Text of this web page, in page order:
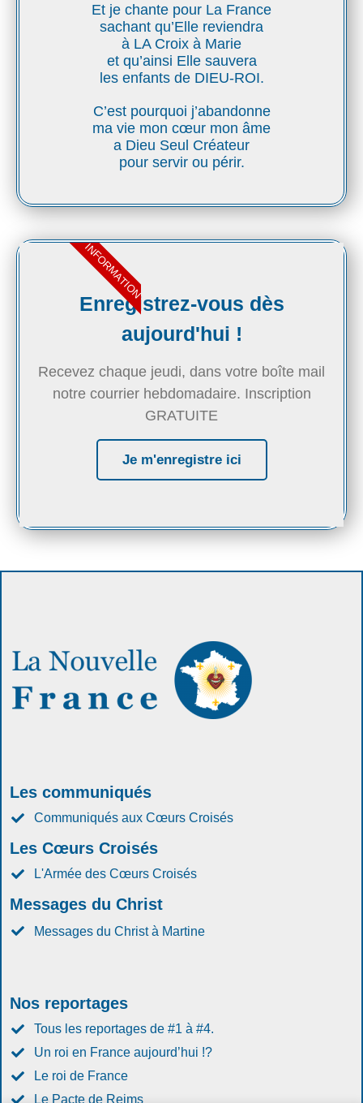
Et je chante pour La France
sachant qu’Elle reviendra
à LA Croix à Marie
et qu’ainsi Elle sauvera
les enfants de DIEU-ROI.
C’est pourquoi j’abandonne
ma vie mon cœur mon âme
a Dieu Seul Créateur
pour servir ou périr.
Enregistrez-vous dès
aujourd'hui !
Recevez chaque jeudi, dans votre boîte mail
notre courrier hebdomadaire. Inscription
GRATUITE
Je m'enregistre ici
INFORMATION
Les communiqués
Communiqués aux Cœurs Croisés
Les Cœurs Croisés
L'Armée des Cœurs Croisés
Messages du Christ
Messages du Christ à Martine
Nos reportages
Tous les reportages de #1 à #4.
Un roi en France aujourd’hui !?
Le roi de France
Le Pacte de Reims